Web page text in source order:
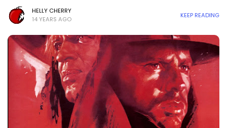
HELLY CHERRY
14 YEARS AGO
KEEP READING